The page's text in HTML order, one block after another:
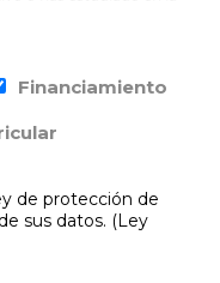
Financiamiento
de protección de
sus datos. (Ley